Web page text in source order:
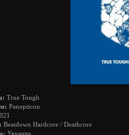
True Tough
Panopticon
Beatdown Hardcore / Deathcore
Украина